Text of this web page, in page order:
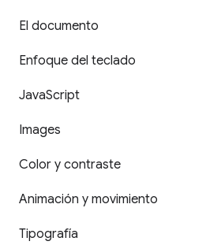
El documento
Enfoque del teclado
JavaScript
Images
Color y contraste
Animación y movimiento
Tipografía